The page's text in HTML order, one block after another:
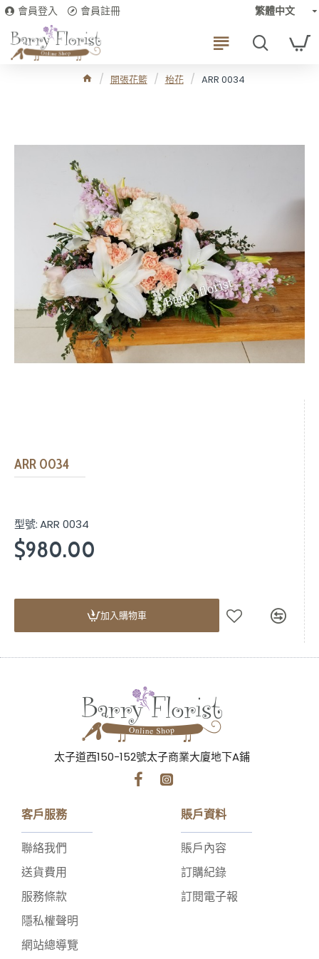
會員登入 會員註冊 繁體中文
開張花籃 枱花 ARR 0034
ARR 0034
$980.00
型號:ARR 0034
加入購物車
太子道西150-152號太子商業大廈地下A鋪
客戶服務
聯絡我們
送貨費用
服務條款
隱私權聲明
網站總導覽
賬戶資料
賬戶內容
訂購紀錄
訂閱電子報